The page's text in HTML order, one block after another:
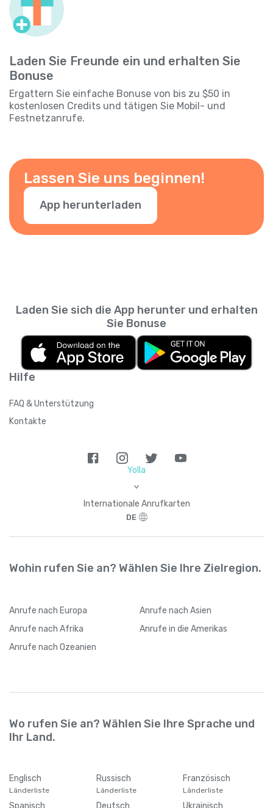
Laden Sie Freunde ein und erhalten Sie
Bonuse
Ergattern Sie einfache Bonuse von bis zu $50 in
kostenlosen Credits und tätigen Sie Mobil- und
Festnetzanrufe.
Lassen Sie uns beginnen!
App herunterladen
Hilfe
FAQ & Unterstützung
Kontakte
Laden Sie sich die App herunter und erhalten
Sie Bonuse
Yolla
>
Internationale Anrufkarten
DE
Wohin rufen Sie an? Wählen Sie Ihre Zielregion.
Anrufe nach Europa Anrufe nach Asien
Anrufe nach Afrika Anrufe in die Amerikas
Anrufe nach Ozeanien
Wo rufen Sie an? Wählen Sie Ihre Sprache und
Ihr Land.
Englisch
Länderliste
Russisch
Länderliste
Französisch
Länderliste